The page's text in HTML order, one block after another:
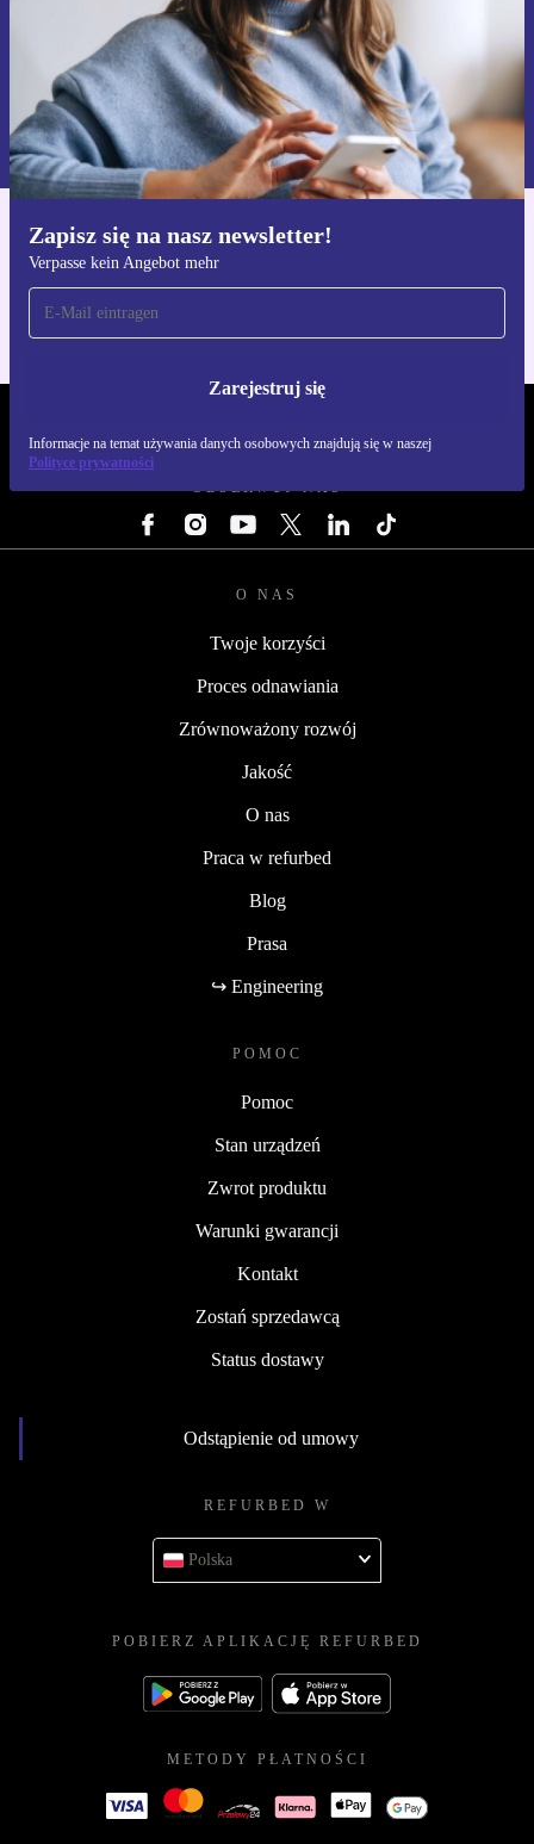
Zapisz się na nasz newsletter!
Verpasse kein Angebot mehr
Zarejestruj się
Informacje na temat używania danych osobowych znajdują się w naszej
Polityce prywatności
Zarejestruj się
Informacje na temat używania danych osobowych znajdują się w
naszej
Polityce prywatności
Pobierz aplikację refurbed
Dla iOS i Android
OBSERWUJ NAS
O NAS
Twoje korzyści
Proces odnawiania
Zrównoważony rozwój
Jakość
O nas
Praca w refurbed
Blog
Prasa
↪ Engineering
POMOC
Pomoc
Stan urządzeń
Zwrot produktu
Warunki gwarancji
Kontakt
Zostań sprzedawcą
Status dostawy
Odstąpienie od umowy
REFURBED W
Polska
POBIERZ APLIKACJĘ REFURBED
METODY PŁATNOŚCI